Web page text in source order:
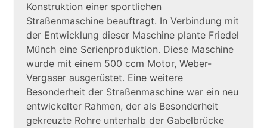
Konstruktion einer sportlichen
Straßenmaschine beauftragt. In Verbindung mit
der Entwicklung dieser Maschine plante Friedel
Münch eine Serienproduktion. Diese Maschine
wurde mit einem 500 ccm Motor, Weber-
Vergaser ausgerüstet. Eine weitere
Besonderheit der Straßenmaschine war ein neu
entwickelter Rahmen, der als Besonderheit
gekreuzte Rohre unterhalb der Gabelbrücke